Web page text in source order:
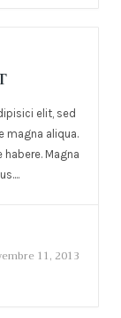
elit, sed
magna aliqua.
Magna
11, 2013